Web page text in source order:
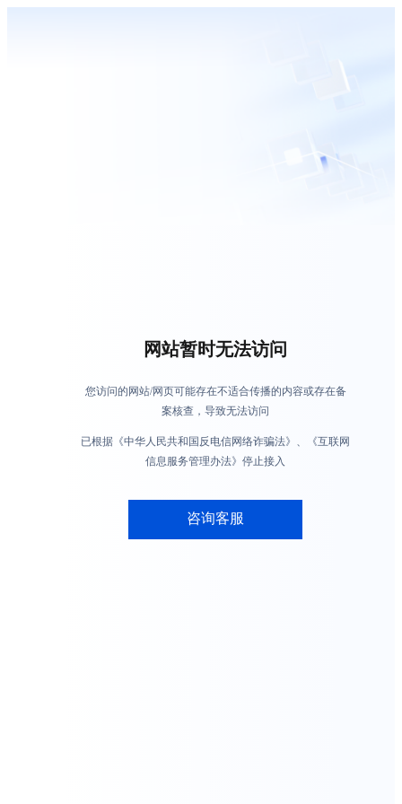
网站暂时无法访问
您访问的网站/网页可能存在不适合传播的内容或存在备
案核查，导致无法访问
已根据《中华人民共和国反电信网络诈骗法》、《互联网
信息服务管理办法》停止接入
咨询客服